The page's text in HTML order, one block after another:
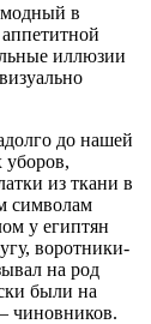
в
иллюзии
до нашей
уборов,
из ткани в
символам
у египтян
воротники-
на род
были на
чиновников.